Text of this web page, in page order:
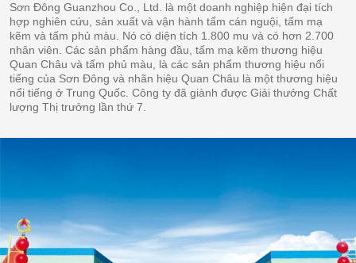
Sơn Đông Guanzhou Co., Ltd. là một doanh nghiệp hiện đại tích
hợp nghiên cứu, sản xuất và vận hành tấm cán nguội, tấm mạ
kẽm và tấm phủ màu. Nó có diện tích 1.800 mu và có hơn 2.700
nhân viên. Các sản phẩm hàng đầu, tấm mạ kẽm thương hiệu
Quan Châu và tấm phủ màu, là các sản phẩm thương hiệu nổi
tiếng của Sơn Đông và nhãn hiệu Quan Châu là một thương hiệu
nổi tiếng ở Trung Quốc. Công ty đã giành được Giải thưởng Chất
lượng Thị trưởng lần thứ 7.